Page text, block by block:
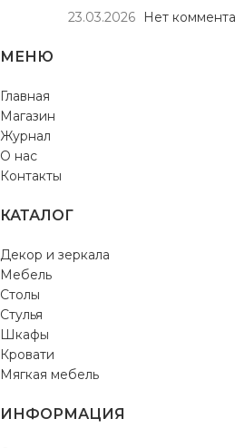
23.03.2026
Нет
МЕНЮ
Главная
Магазин
Журнал
О нас
Контакты
КАТАЛОГ
Декор и зеркала
Мебель
Столы
Стулья
Шкафы
Кровати
Мягкая мебель
ИНФОРМАЦИЯ